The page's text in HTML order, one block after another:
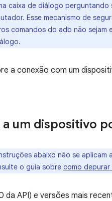
caixa de diálogo
Esse mecanismo de
comandos do adb não
a conexão com um
um dispositivo
abaixo não se aplicam
o guia sobre como depurar
da API) e versões mais